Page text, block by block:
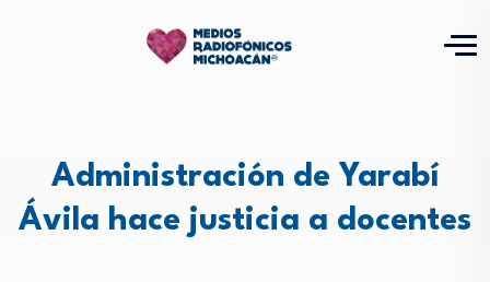
Administración de Yarabí
Ávila hace justicia a docentes